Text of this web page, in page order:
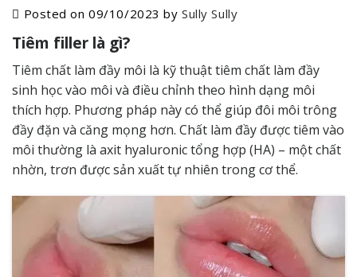
Posted on09/10/2023 bySully Sully
Tiêm filler là gì?
Tiêm chất làm đầy môi là kỹ thuật tiêm chất làm đầy
sinh học vào môi và điều chỉnh theo hình dạng môi
thích hợp. Phương pháp này có thể giúp đôi môi trông
đầy đặn và căng mọng hơn. Chất làm đầy được tiêm vào
môi thường là axit hyaluronic tổng hợp (HA) – một chất
nhờn, trơn được sản xuất tự nhiên trong cơ thể.